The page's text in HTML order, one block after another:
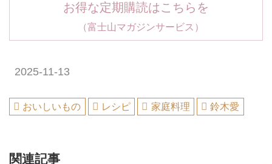
お得な定期購読はこちらを
（富士山マガジンサービス）
2025-11-13
おいしいもの レシピ 家庭料理 鈴木愛
関連記事